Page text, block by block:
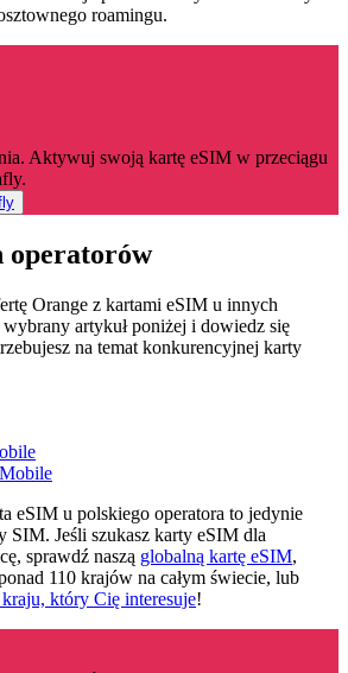
roamingu.
Aktywuj swoją kartę eSIM w przeciągu
operatorów
Orange z kartami eSIM u innych
artykuł poniżej i dowiedz się
na temat konkurencyjnej karty
eSIM u polskiego operatora to jedynie
SIM. Jeśli szukasz karty eSIM dla
sprawdź naszą globalną kartę eSIM,
110 krajów na całym świecie, lub
który Cię interesuje!